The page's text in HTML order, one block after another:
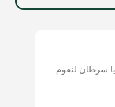
سرطان لنفوم